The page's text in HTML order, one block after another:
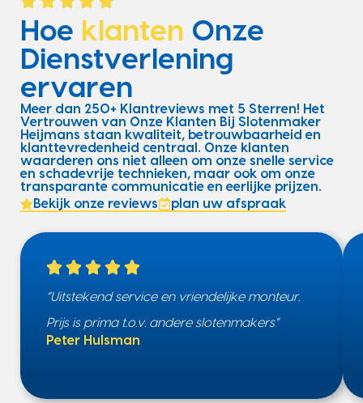
Hoe klanten Onze
Dienstverlening
ervaren
Meer dan 250+ Klantreviews met 5 Sterren! Het
Vertrouwen van Onze Klanten Bij Slotenmaker
Heijmans staan kwaliteit, betrouwbaarheid en
klanttevredenheid centraal. Onze klanten
waarderen ons niet alleen om onze snelle service
en schadevrije technieken, maar ook om onze
transparante communicatie en eerlijke prijzen.
Bekijk onze reviews
plan uw afspraak
“Uitstekend service en vriendelijke monteur.
Prijs is prima t.o.v. andere slotenmakers”
Peter Hulsman